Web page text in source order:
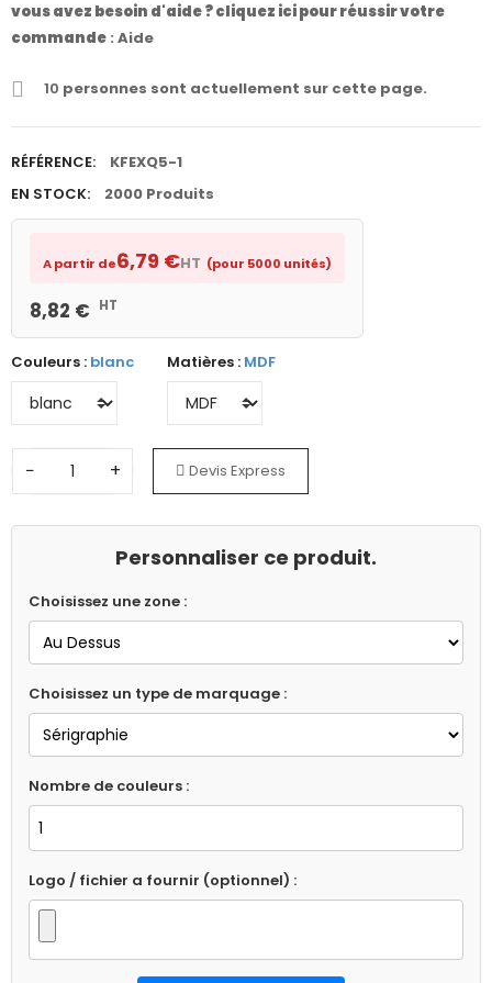
vous avez besoin d'aide ? cliquez ici pour réussir votre
commande : Aide
10 personnes sont actuellement sur cette page.
RÉFÉRENCE:
KFEXQ5-1
EN STOCK:
2000 Produits
A partir de6,79 €HT (pour 5000 unités)
8,82 € HT
Couleurs : blanc Matières : MDF
− + Devis Express
Personnaliser ce produit.
Choisissez une zone :
Choisissez un type de marquage :
Nombre de couleurs :
Logo / fichier a fournir (optionnel) :